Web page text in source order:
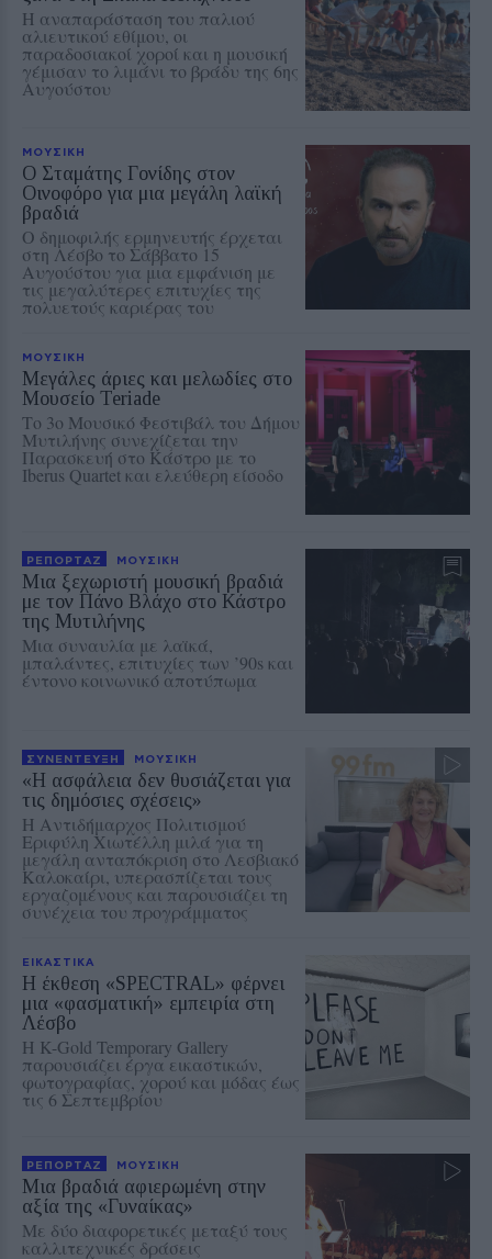
Η αναπαράσταση του παλιού
αλιευτικού εθίμου, οι
παραδοσιακοί χοροί και η μουσική
γέμισαν το λιμάνι το βράδυ της 6ης
Αυγούστου
ΜΟΥΣΙΚΗ
Ο Σταμάτης Γονίδης στον
Οινοφόρο για μια μεγάλη λαϊκή
βραδιά
Ο δημοφιλής ερμηνευτής έρχεται
στη Λέσβο το Σάββατο 15
Αυγούστου για μια εμφάνιση με
τις μεγαλύτερες επιτυχίες της
πολυετούς καριέρας του
ΜΟΥΣΙΚΗ
Μεγάλες άριες και μελωδίες στο
Μουσείο Teriade
Το 3ο Μουσικό Φεστιβάλ του Δήμου
Μυτιλήνης συνεχίζεται την
Παρασκευή στο Κάστρο με το
Iberus Quartet και ελεύθερη είσοδο
ΡΕΠΟΡΤΑΖ ΜΟΥΣΙΚΗ
Μια ξεχωριστή μουσική βραδιά
με τον Πάνο Βλάχο στο Κάστρο
της Μυτιλήνης
Μια συναυλία με λαϊκά,
μπαλάντες, επιτυχίες των ’90s και
έντονο κοινωνικό αποτύπωμα
ΣΥΝΕΝΤΕΥΞΗ ΜΟΥΣΙΚΗ
«Η ασφάλεια δεν θυσιάζεται για
τις δημόσιες σχέσεις»
Η Αντιδήμαρχος Πολιτισμού
Εριφύλη Χιωτέλλη μιλά για τη
μεγάλη ανταπόκριση στο Λεσβιακό
Καλοκαίρι, υπερασπίζεται τους
εργαζομένους και παρουσιάζει τη
συνέχεια του προγράμματος
ΕΙΚΑΣΤΙΚΑ
Η έκθεση «SPECTRAL» φέρνει
μια «φασματική» εμπειρία στη
Λέσβο
Η K-Gold Temporary Gallery
παρουσιάζει έργα εικαστικών,
φωτογραφίας, χορού και μόδας έως
τις 6 Σεπτεμβρίου
ΡΕΠΟΡΤΑΖ ΜΟΥΣΙΚΗ
Μια βραδιά αφιερωμένη στην
αξία της «Γυναίκας»
Με δύο διαφορετικές μεταξύ τους
καλλιτεχνικές δράσεις